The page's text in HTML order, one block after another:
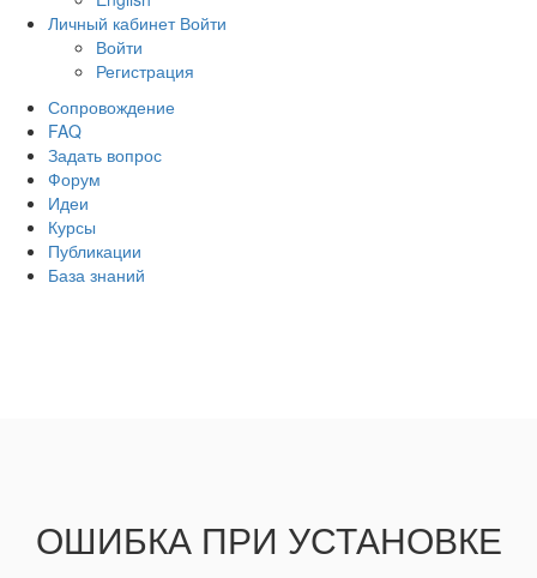
Личный кабинет Войти
Войти
Регистрация
Сопровождение
FAQ
Задать вопрос
Форум
Идеи
Курсы
Публикации
База знаний
ОШИБКА ПРИ УСТАНОВКЕ